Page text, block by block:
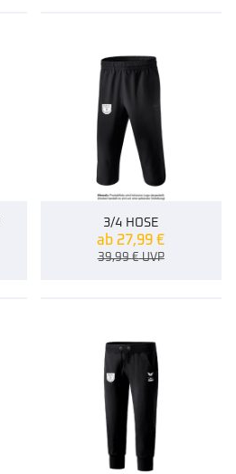
3/4 HOSE
ab 27,99€
39,99€UVP